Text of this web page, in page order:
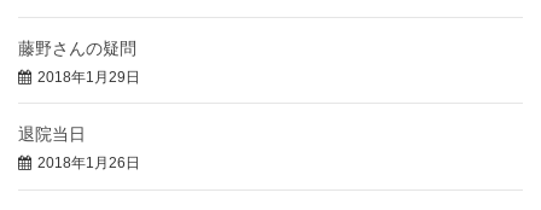
藤野さんの疑問
2018年1月29日
退院当日
2018年1月26日